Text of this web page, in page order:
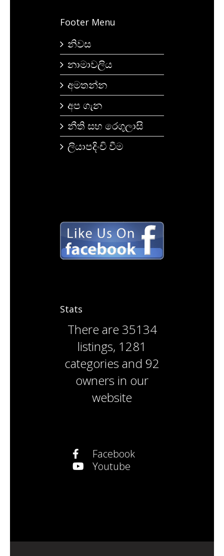
Footer Menu
නිවස
නාමාවලිය
අමතන්න
අප ගැන
නීති සහ රෙගුලාසි
ලියාපදිංචි වීම
Stats
There are 35134
listings, 1281
categories and 92
owners in our
website
Facebook
Youtube